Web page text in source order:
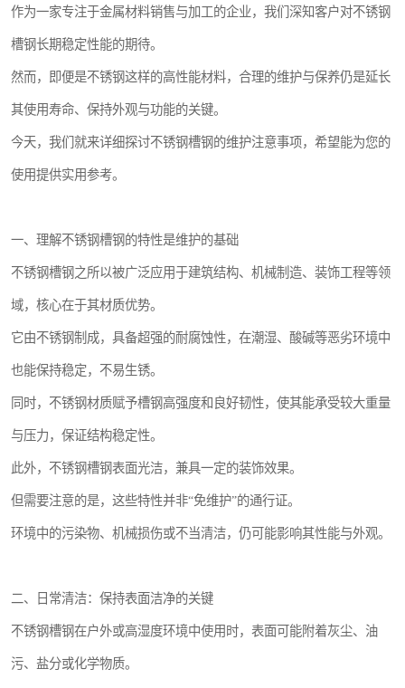
作为一家专注于金属材料销售与加工的企业，我们深知客户对不锈钢
槽钢长期稳定性能的期待。
然而，即便是不锈钢这样的高性能材料，合理的维护与保养仍是延长
其使用寿命、保持外观与功能的关键。
今天，我们就来详细探讨不锈钢槽钢的维护注意事项，希望能为您的
使用提供实用参考。
一、理解不锈钢槽钢的特性是维护的基础
不锈钢槽钢之所以被广泛应用于建筑结构、机械制造、装饰工程等领
域，核心在于其材质优势。
它由不锈钢制成，具备超强的耐腐蚀性，在潮湿、酸碱等恶劣环境中
也能保持稳定，不易生锈。
同时，不锈钢材质赋予槽钢高强度和良好韧性，使其能承受较大重量
与压力，保证结构稳定性。
此外，不锈钢槽钢表面光洁，兼具一定的装饰效果。
但需要注意的是，这些特性并非“免维护”的通行证。
环境中的污染物、机械损伤或不当清洁，仍可能影响其性能与外观。
二、日常清洁：保持表面洁净的关键
不锈钢槽钢在户外或高湿度环境中使用时，表面可能附着灰尘、油
污、盐分或化学物质。